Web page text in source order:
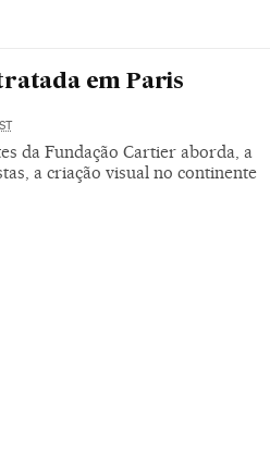
em Paris
da Fundação Cartier aborda, a
a criação visual no continente